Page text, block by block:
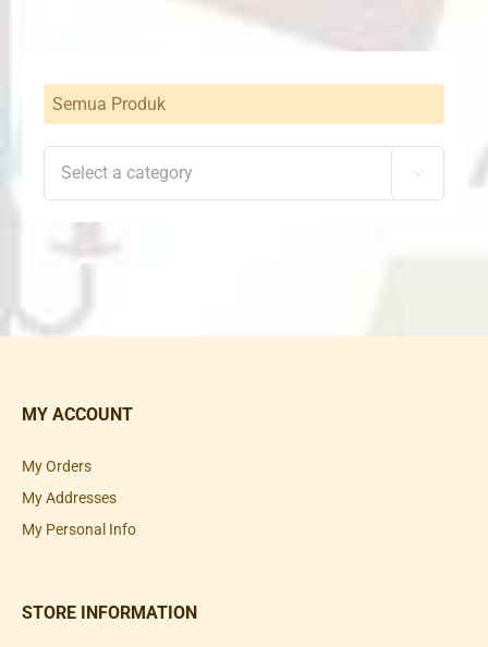
Semua Produk

MY ACCOUNT
My Orders
My Addresses
My Personal Info
STORE INFORMATION